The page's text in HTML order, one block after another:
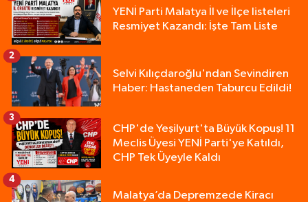
YENİ Parti Malatya İl ve İlçe listeleri
Resmiyet Kazandı: İşte Tam Liste
Selvi Kılıçdaroğlu'ndan Sevindiren
Haber: Hastaneden Taburcu Edildi!
2
CHP'de Yeşilyurt'ta Büyük Kopuş! 11
Meclis Üyesi YENİ Parti'ye Katıldı,
CHP Tek Üyeyle Kaldı
3
Malatya’da Depremzede Kiracı
4